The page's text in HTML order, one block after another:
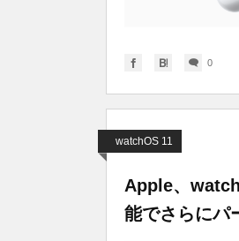
0
watchOS 11
Apple、
能でさらにパ